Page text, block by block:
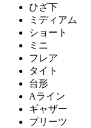
ひざ下
ミディアム
ショート
ミニ
フレア
タイト
台形
Aライン
ギャザー
プリーツ